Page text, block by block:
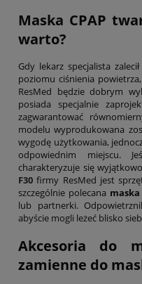
Maska CPAP
warto?
Gdy lekarz specjalista
poziomu ciśnienia powietrza,
ResMed będzie dobrym
posiada specjalnie
zagwarantować
modelu wyprodukowana
wygodę użytkowania,
odpowiednim miejscu.
charakteryzuje się
F30 firmy ResMed jest
szczególnie polecana maska
lub partnerki.
abyście mogli leżeć blisko
Akcesoria do
zamienne do